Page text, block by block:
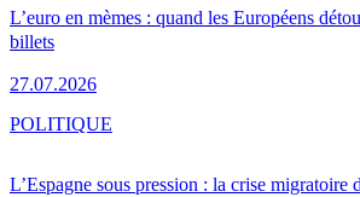
L’euro en mèmes : quand les Européens
billets
27.07.2026
L’Espagne sous pression : la crise migratoire
POLITIQUE